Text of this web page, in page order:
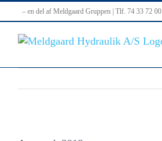
to
content
– en del af Meldgaard Gruppen | Tlf. 74 33 72 00